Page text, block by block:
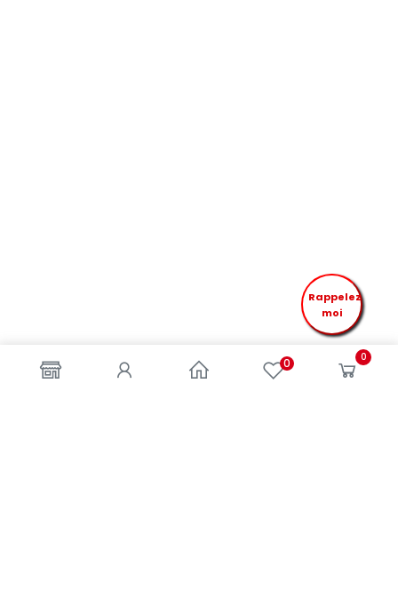
0 0
Rappelez
moi